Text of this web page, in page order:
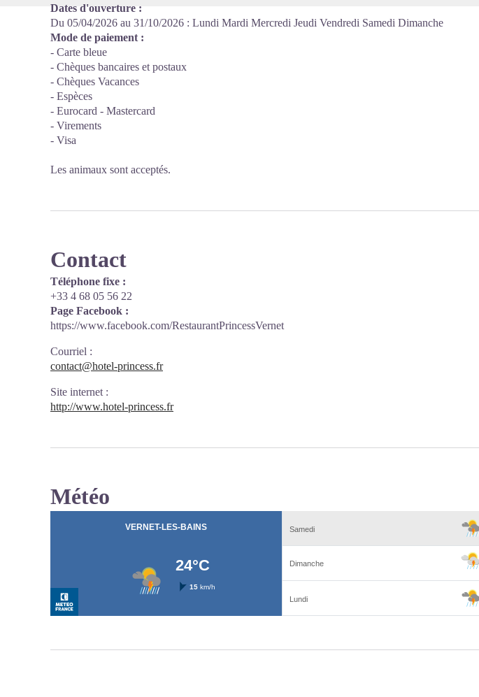
Dates d'ouverture :
Du 05/04/2026 au 31/10/2026 : Lundi Mardi Mercredi Jeudi Vendredi Samedi Dimanche
Mode de paiement :
- Carte bleue
- Chèques bancaires et postaux
- Chèques Vacances
- Espèces
- Eurocard - Mastercard
- Virements
- Visa
Les animaux sont acceptés.
Contact
Téléphone fixe :
+33 4 68 05 56 22
Page Facebook :
https://www.facebook.com/RestaurantPrincessVernet
Courriel :
contact@hotel-princess.fr
Site internet :
http://www.hotel-princess.fr
Météo